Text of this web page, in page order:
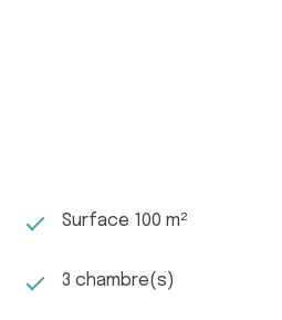
Surface 100 m²
3 chambre(s)